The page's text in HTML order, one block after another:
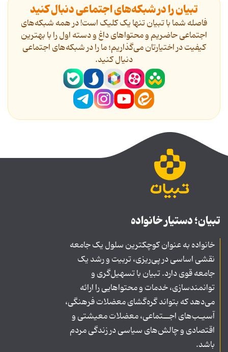
تبیان را در شبکه‌های اجتماعی دنبال کنید
فاصله شما با تبیان تنها یک کلیک است! در همه شبکه‌های
اجتماعی حاضریم و محتواهای داغ و دسته اول را با بهترین
کیفیت در اختیارتان می‌گذاریم؛ ما را در شبکه‌های اجتماعی
دنیال کنید.
تبیان؛ دستیار خانواده
خانواده به عنوان کوچکترین سلول یک جامعه
نقشی اساسی در پی‌ریزی، تربیت و رشد یک
جامعه قوی دارد. تبیان با تسهیل‌گری و
توانمندسازی، خدمات و محتواهایی را ارائه
می‌دهد که بتواند گره‌گشای معضلات فرهنگی،
آسیـب‌های اجــتماعی، معضلات معیشتی و
اقتصادی و چالش‌های سیاسی در زندگی مردم
باشد.